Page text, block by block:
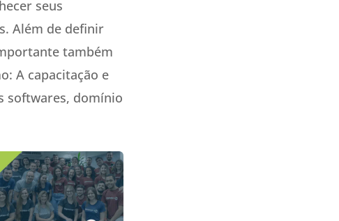
seus
Além de definir
também
A capacitação e
softwares, domínio